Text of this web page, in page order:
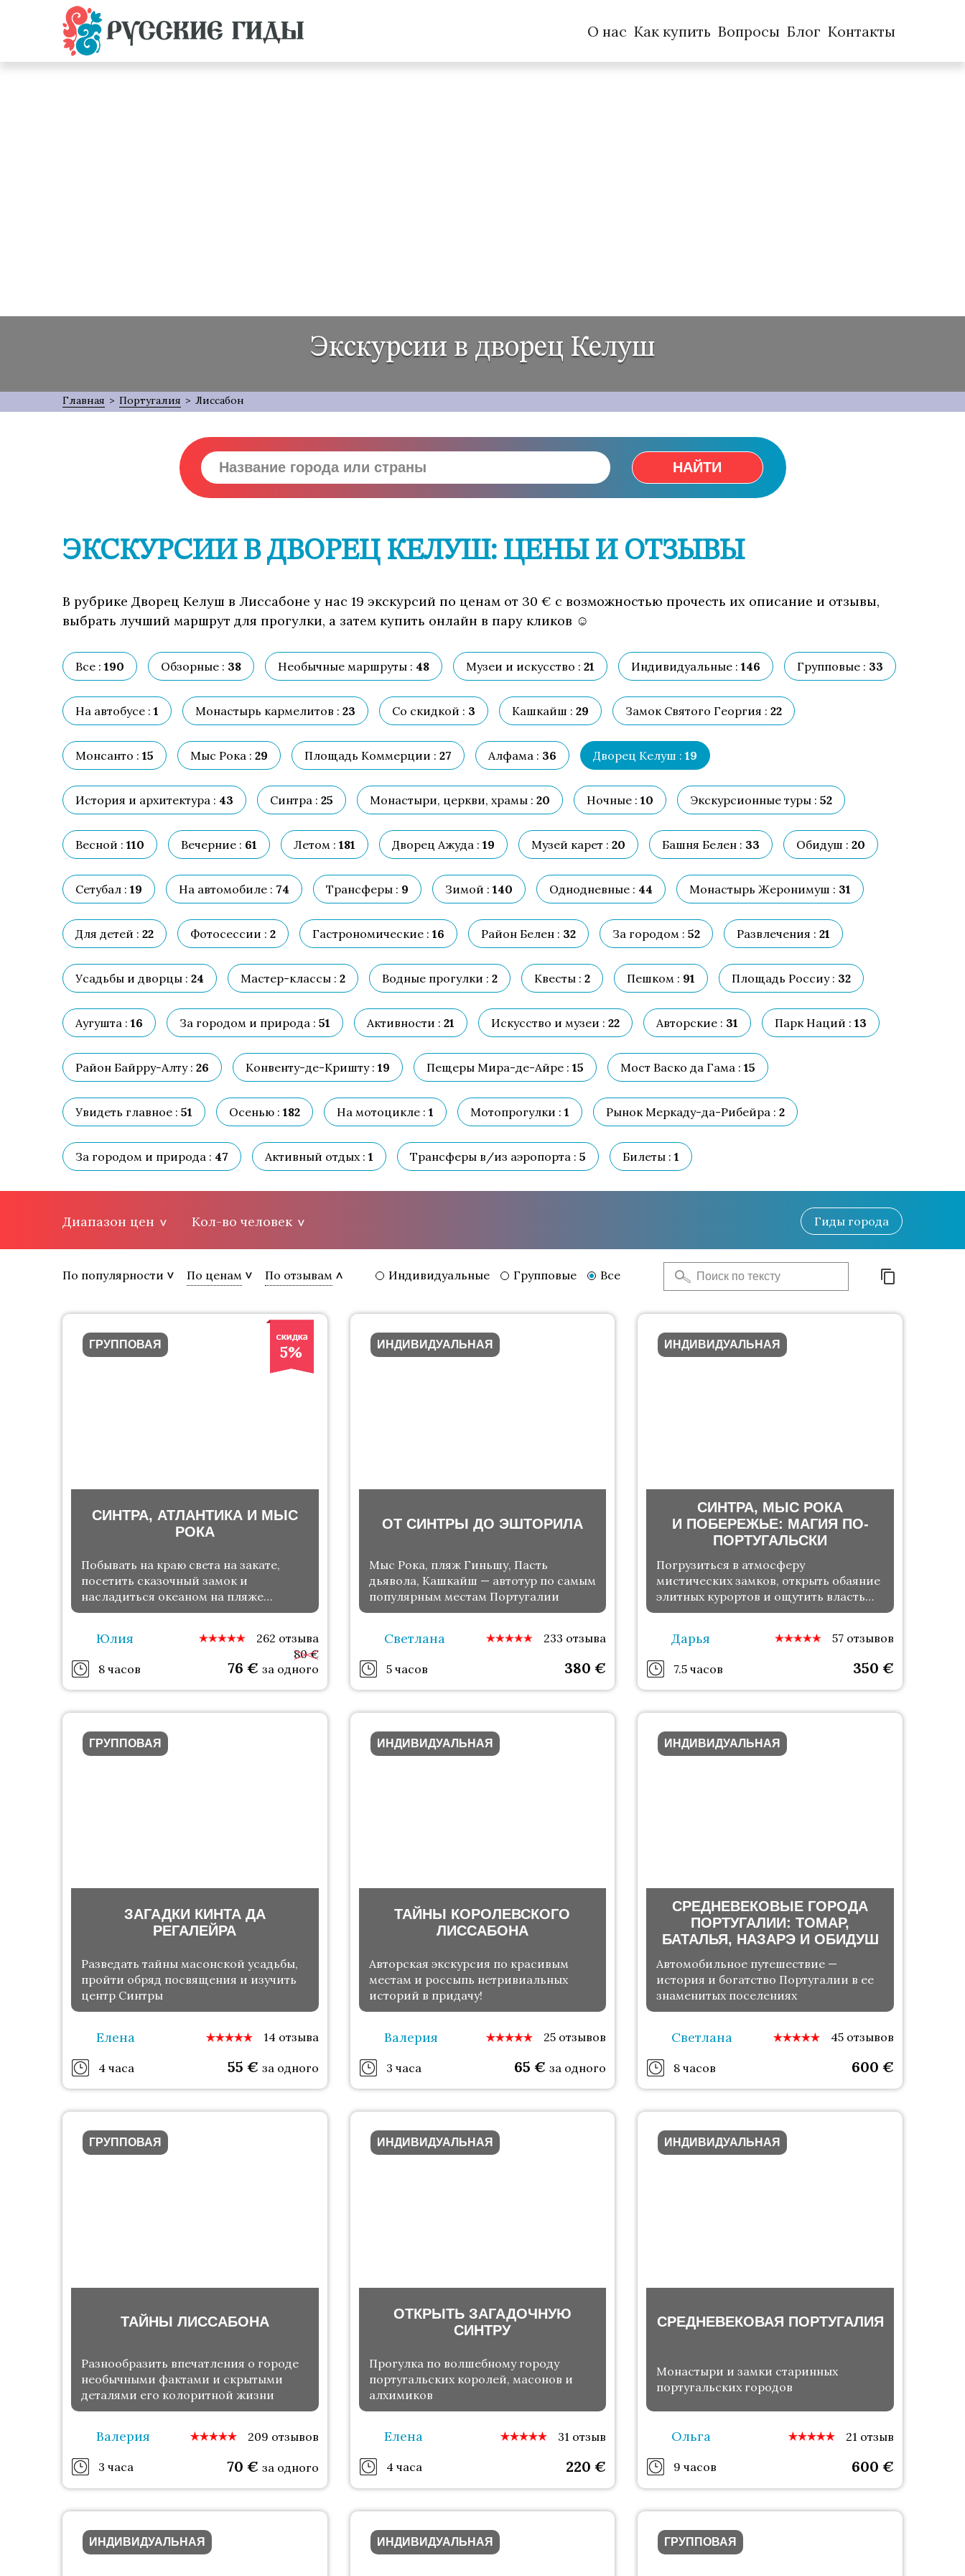
О нас Как купить Вопросы Блог Контакты
Экскурсии в дворец Келуш
Главная > Португалия > Лиссабон
НАЙТИ
ЭКСКУРСИИ В ДВОРЕЦ КЕЛУШ: ЦЕНЫ И ОТЗЫВЫ
В рубрике Дворец Келуш в Лиссабоне у нас 19 экскурсий по ценам от 30 € с возможностью прочесть их описание и отзывы,
выбрать лучший маршрут для прогулки, а затем купить онлайн в пару кликов ☺
Все : 190 Обзорные : 38 Необычные маршруты : 48 Музеи и искусство : 21 Индивидуальные : 146 Групповые : 33
На автобусе : 1 Монастырь кармелитов : 23 Со скидкой : 3 Кашкайш : 29 Замок Святого Георгия : 22
Монсанто : 15 Мыс Рока : 29 Площадь Коммерции : 27 Алфама : 36 Дворец Келуш : 19
История и архитектура : 43 Синтра : 25 Монастыри, церкви, храмы : 20 Ночные : 10 Экскурсионные туры : 52
Весной : 110 Вечерние : 61 Летом : 181 Дворец Ажуда : 19 Музей карет : 20 Башня Белен : 33 Обидуш : 20
Сетубал : 19 На автомобиле : 74 Трансферы : 9 Зимой : 140 Однодневные : 44 Монастырь Жеронимуш : 31
Для детей : 22 Фотосессии : 2 Гастрономические : 16 Район Белен : 32 За городом : 52 Развлечения : 21
Усадьбы и дворцы : 24 Мастер-классы : 2 Водные прогулки : 2 Квесты : 2 Пешком : 91 Площадь Россиу : 32
Аугушта : 16 За городом и природа : 51 Активности : 21 Искусство и музеи : 22 Авторские : 31 Парк Наций : 13
Район Байрру-Алту : 26 Конвенту-де-Кришту : 19 Пещеры Мира-де-Айре : 15 Мост Васко да Гама : 15
Увидеть главное : 51 Осенью : 182 На мотоцикле : 1 Мотопрогулки : 1 Рынок Меркаду-да-Рибейра : 2
За городом и природа : 47 Активный отдых : 1 Трансферы в/из аэропорта : 5 Билеты : 1
Диапазон цен Кол-во человек Гиды города
По популярности По ценам По отзывам Индивидуальные Групповые Все
5%
ГРУППОВАЯ
СИНТРА, АТЛАНТИКА И МЫС
РОКА
Побывать на краю света на закате,
посетить сказочный замок и
насладиться океаном на пляже
Гиньшу
Юлия 262 отзыва
8 часов 76 € за одного
80 €
ИНДИВИДУАЛЬНАЯ
ОТ СИНТРЫ ДО ЭШТОРИЛА
Мыс Рока, пляж Гиньшу, Пасть
дьявола, Кашкайш — автотур по самым
популярным местам Португалии
Светлана 233 отзыва
5 часов 380€
ИНДИВИДУАЛЬНАЯ
СИНТРА, МЫС РОКА
И ПОБЕРЕЖЬЕ: МАГИЯ ПО-
ПОРТУГАЛЬСКИ
Погрузиться в атмосферу
мистических замков, открыть обаяние
элитных курортов и ощутить власть
стихий
Дарья 57 отзывов
7.5 часов 350 €
ГРУППОВАЯ
ЗАГАДКИ КИНТА ДА
РЕГАЛЕЙРА
Разведать тайны масонской усадьбы,
пройти обряд посвящения и изучить
центр Синтры
Елена 14 отзыва
4 часа 55 € за одного
ИНДИВИДУАЛЬНАЯ
ТАЙНЫ КОРОЛЕВСКОГО
ЛИССАБОНА
Авторская экскурсия по красивым
местам и россыпь нетривиальных
историй в придачу!
Валерия 25 отзывов
3 часа 65€ за одного
ИНДИВИДУАЛЬНАЯ
СРЕДНЕВЕКОВЫЕ ГОРОДА
ПОРТУГАЛИИ: ТОМАР,
БАТАЛЬЯ, НАЗАРЭ И ОБИДУШ
Автомобильное путешествие —
история и богатство Португалии в ее
знаменитых поселениях
Светлана 45 отзывов
8 часов 600 €
ГРУППОВАЯ
ТАЙНЫ ЛИССАБОНА
Разнообразить впечатления о городе
необычными фактами и скрытыми
деталями его колоритной жизни
Валерия 209 отзывов
3 часа 70 € за одного
ИНДИВИДУАЛЬНАЯ
ОТКРЫТЬ ЗАГАДОЧНУЮ
СИНТРУ
Прогулка по волшебному городу
португальских королей, масонов и
алхимиков
Елена 31 отзыв
4 часа 220€
ИНДИВИДУАЛЬНАЯ
СРЕДНЕВЕКОВАЯ ПОРТУГАЛИЯ
Монастыри и замки старинных
португальских городов
Ольга 21 отзыв
9 часов 600 €
ИНДИВИДУАЛЬНАЯ ИНДИВИДУАЛЬНАЯ ГРУППОВАЯ